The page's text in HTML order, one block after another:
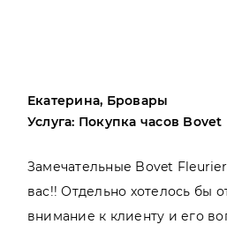
Екатерина, Бровары
Услуга: Покупка часов Bovet
Замечательные Bovet
вас!! Отдельно хотелось бы
внимание к клиенту и его